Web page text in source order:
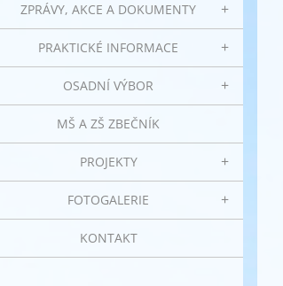
ZPRÁVY, AKCE A DOKUMENTY
PRAKTICKÉ INFORMACE
OSADNÍ VÝBOR
MŠ A ZŠ ZBEČNÍK
PROJEKTY
FOTOGALERIE
KONTAKT